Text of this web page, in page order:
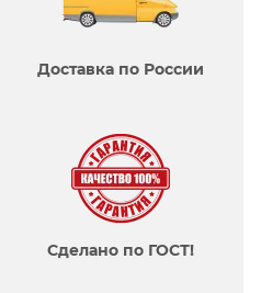
Доставка по России
Сделано по ГОСТ!